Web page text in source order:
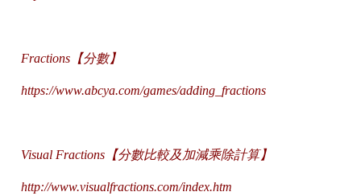
Fractions【分數】
https://www.abcya.com/games/adding_fractions
Visual Fractions【分數比較及加減乘除計算】
http://www.visualfractions.com/index.htm